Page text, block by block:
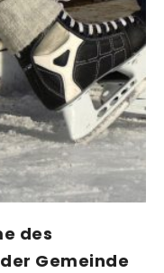
des
Gemeinde